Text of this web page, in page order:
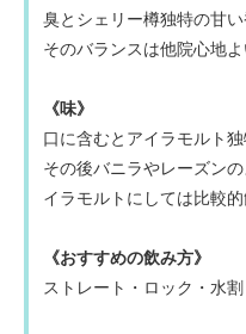
臭とシェリー樽独特の甘い
そのバランスは他院心地よ
《味》
口に含むとアイラモルト
その後バニラやレーズン
イラモルトにしては比較的
《おすすめの飲み方》
ストレート・ロック・水割